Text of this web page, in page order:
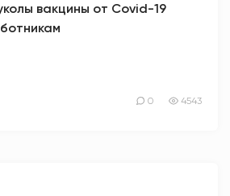
вакцины от Covid-19
0 4543